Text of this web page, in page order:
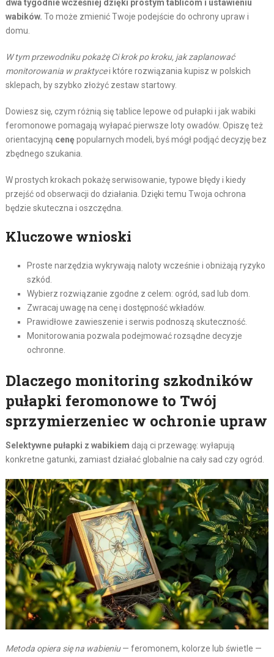
dwa tygodnie wcześniej dzięki prostym tablicom i ustawieniu
wabików. To może zmienić Twoje podejście do ochrony upraw i
domu.
W tym przewodniku pokażę Ci krok po kroku, jak zaplanować
monitorowania w praktycei które rozwiązania kupisz w polskich
sklepach, by szybko złożyć zestaw startowy.
Dowiesz się, czym różnią się tablice lepowe od pułapki i jak wabiki
feromonowe pomagają wyłapać pierwsze loty owadów. Opiszę też
orientacyjną cenępopularnych modeli, byś mógł podjąć decyzję bez
zbędnego szukania.
W prostych krokach pokażę serwisowanie, typowe błędy i kiedy
przejść od obserwacji do działania. Dzięki temu Twoja ochrona
będzie skuteczna i oszczędna.
Kluczowe wnioski
Proste narzędzia wykrywają naloty wcześnie i obniżają ryzyko
szkód.
Wybierz rozwiązanie zgodne z celem: ogród, sad lub dom.
Zwracaj uwagę na cenę i dostępność wkładów.
Prawidłowe zawieszenie i serwis podnoszą skuteczność.
Monitorowania pozwala podejmować rozsądne decyzje
ochronne.
Dlaczego monitoring szkodników
pułapki feromonowe to Twój
sprzymierzeniec w ochronie upraw
Selektywne pułapki z wabikiem dają ci przewagę: wyłapują
konkretne gatunki, zamiast działać globalnie na cały sad czy ogród.
Metoda opiera się na wabieniu— feromonem, kolorze lub świetle —